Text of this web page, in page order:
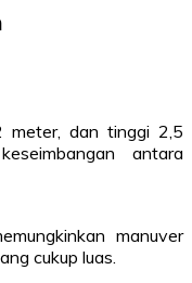
meter, dan tinggi 2,5
antara
manuver
cukup luas.